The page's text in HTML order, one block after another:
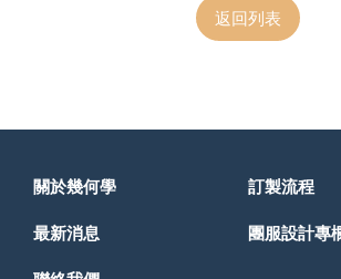
返回列表
關於幾何學 訂製流程
最新消息 團服設計專